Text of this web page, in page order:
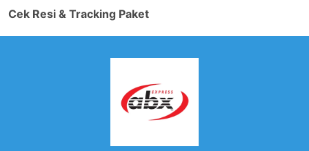
Cek Resi & Tracking Paket